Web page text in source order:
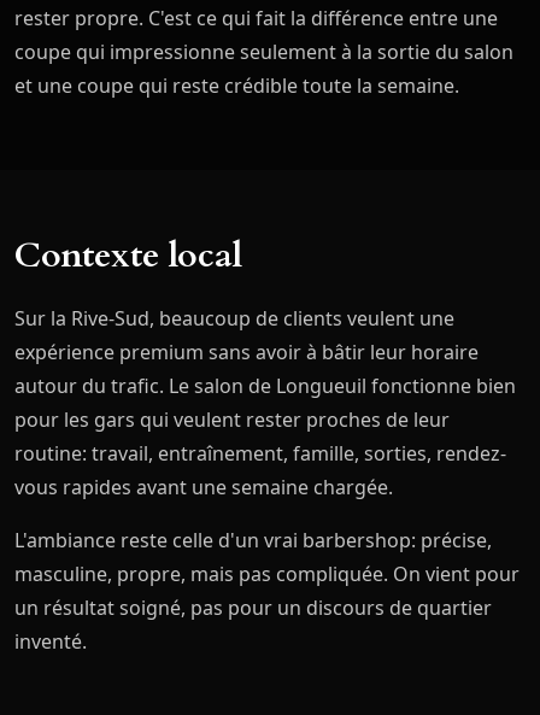
rester propre. C'est ce qui fait la différence entre une
coupe qui impressionne seulement à la sortie du salon
et une coupe qui reste crédible toute la semaine.
Contexte local
Sur la Rive-Sud, beaucoup de clients veulent une
expérience premium sans avoir à bâtir leur horaire
autour du trafic. Le salon de Longueuil fonctionne bien
pour les gars qui veulent rester proches de leur
routine: travail, entraînement, famille, sorties, rendez-
vous rapides avant une semaine chargée.
L'ambiance reste celle d'un vrai barbershop: précise,
masculine, propre, mais pas compliquée. On vient pour
un résultat soigné, pas pour un discours de quartier
inventé.